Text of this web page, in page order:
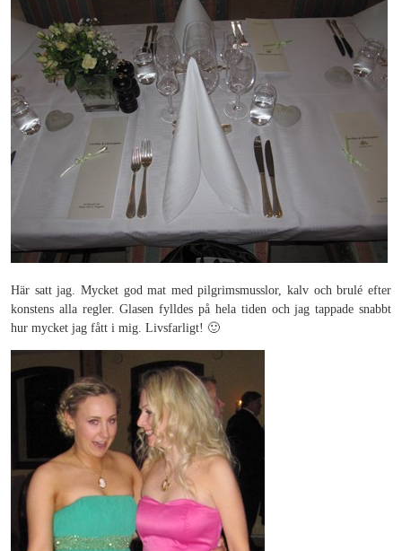
Här satt jag. Mycket god mat med pilgrimsmusslor, kalv och brulé efter
konstens alla regler. Glasen fylldes på hela tiden och jag tappade snabbt
hur mycket jag fått i mig. Livsfarligt! 🙂